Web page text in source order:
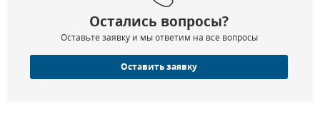
Остались вопросы?
Оставьте заявку и мы ответим на все вопросы
Оставить заявку